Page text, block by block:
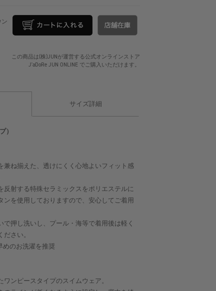
この商品は(株)JUNが運営する公式オンラインストア
J'aDoRe JUN ONLINE でご購入いただけます。
サイズ詳細
）
兼ね揃えた、透けにくく心地よいフィット感
反射する特殊セラミックスをポリエステルに
ンを使用しておりますので、安心してご着用
で押し洗いし、プール・海等で着用後は軽く
さい。
のお洗濯を推奨
ンピースタイプのスイムウェア。